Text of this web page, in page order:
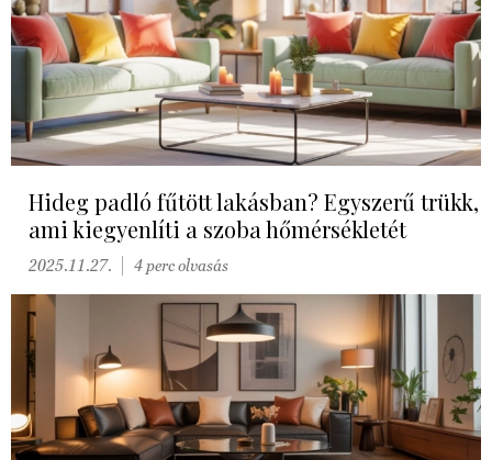
Hideg padló fűtött lakásban? Egyszerű trükk,
ami kiegyenlíti a szoba hőmérsékletét
2025.11.27. 4 perc olvasás